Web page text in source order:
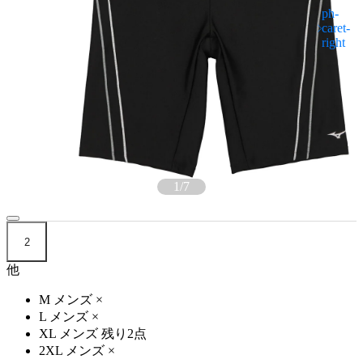
1/7
2
他
M メンズ ×
L メンズ ×
XL メンズ 残り2点
2XL メンズ ×